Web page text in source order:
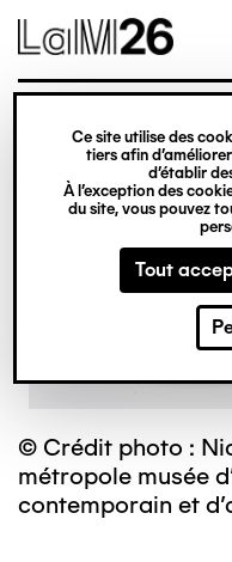
Gestion des cookies
Ce site utilise des
tiers afin
d’établir
À l’exception des
du site, vous pouvez
Tout
contenu
© Crédit photo :
métropole musée
contemporain et